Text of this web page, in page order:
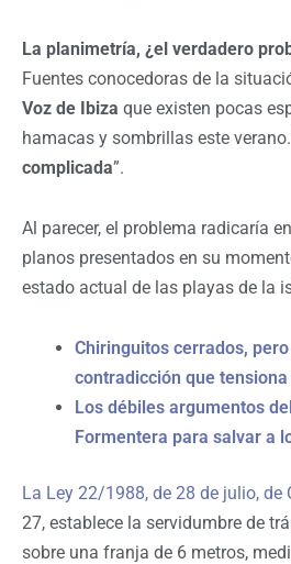
La planimetría, ¿el verdadero
Fuentes conocedoras de la
Voz de Ibiza que existen pocas
hamacas y sombrillas este
complicada”.
Al parecer, el problema radicaría
planos presentados en su
estado actual de las playas de la
Chiringuitos cerrados,
contradicción que
Los débiles argumentos
Formentera para salvar a
La Ley 22/1988, de 28 de julio, de
27, establece la servidumbre de
sobre una franja de 6 metros,